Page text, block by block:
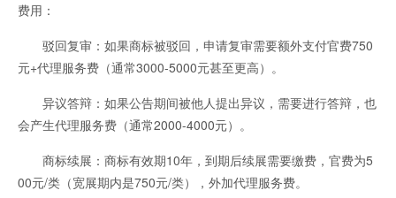
费用：
驳回复审：如果商标被驳回，申请复审需要额外支付官费750
元+代理服务费（通常3000-5000元甚至更高）。
异议答辩：如果公告期间被他人提出异议，需要进行答辩，也
会产生代理服务费（通常2000-4000元）。
商标续展：商标有效期10年，到期后续展需要缴费，官费为5
00元/类（宽展期内是750元/类），外加代理服务费。